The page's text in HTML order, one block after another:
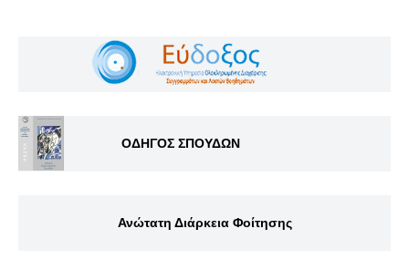
ΟΔΗΓΟΣ ΣΠΟΥΔΩΝ
Ανώτατη Διάρκεια Φοίτησης